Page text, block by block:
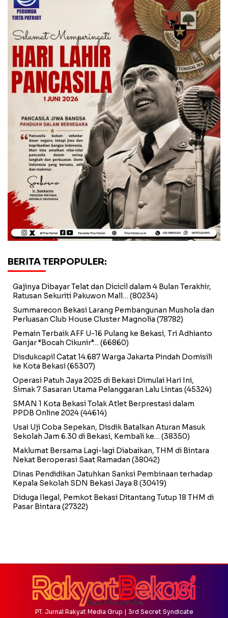
BERITA TERPOPULER:
Gajinya Dibayar Telat dan Dicicil dalam 4 Bulan Terakhir,
Ratusan Sekuriti Pakuwon Mall… (80234)
Summarecon Bekasi Larang Pembangunan Mushola dan
Perluasan Club House Cluster Magnolia (78782)
Pemain Terbaik AFF U-16 Pulang ke Bekasi, Tri Adhianto
Ganjar “Bocah Cikunir”… (66860)
Disdukcapil Catat 14.687 Warga Jakarta Pindah Domisili
ke Kota Bekasi(65307)
Operasi Patuh Jaya 2025 di Bekasi Dimulai Hari Ini,
Simak 7 Sasaran Utama Pelanggaran Lalu Lintas (45324)
SMAN 1 Kota Bekasi Tolak Atlet Berprestasi dalam
PPDB Online 2024(44614)
Usai Uji Coba Sepekan, Disdik Batalkan Aturan Masuk
Sekolah Jam 6.30 di Bekasi, Kembali ke… (38350)
Maklumat Bersama Lagi-lagi Diabaikan, THM di Bintara
Nekat Beroperasi Saat Ramadan (38042)
Dinas Pendidikan Jatuhkan Sanksi Pembinaan terhadap
Kepala Sekolah SDN Bekasi Jaya 8 (30419)
Diduga Ilegal, Pemkot Bekasi Ditantang Tutup 18 THM di
Pasar Bintara (27322)
PT. Jurnal Rakyat Media Grup | 3rd Secret Syndicate